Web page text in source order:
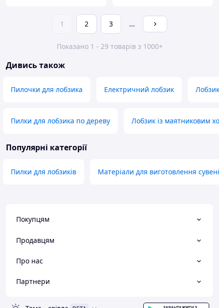
1 2 3 ...
Показано 1 - 29 товарів з 1000+
Дивись також
Пилочки для лобзика Електричний лобзик
Пилки для лобзика по дереву Лобзик із маятниковим
Популярні категорії
Пилки для лобзиків Матеріали для виготовлення
Покупцям
Продавцям
Про нас
Партнери